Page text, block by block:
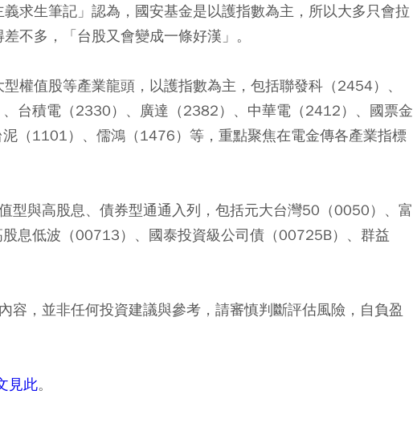
求生筆記」認為，國安基金是以護指數為主，所以大多只會拉
不多，「台股又會變成一條好漢」。
權值股等產業龍頭，以護指數為主，包括聯發科（2454）、
台積電（2330）、廣達（2382）、中華電（2412）、國票金
（1101）、儒鴻（1476）等，重點聚焦在電金傳各產業指標
型與高股息、債券型通通入列，包括元大台灣50（0050）、富
息低波（00713）、國泰投資級公司債（00725B）、群益
容，並非任何投資建議與參考，請審慎判斷評估風險，自負盈
見此。